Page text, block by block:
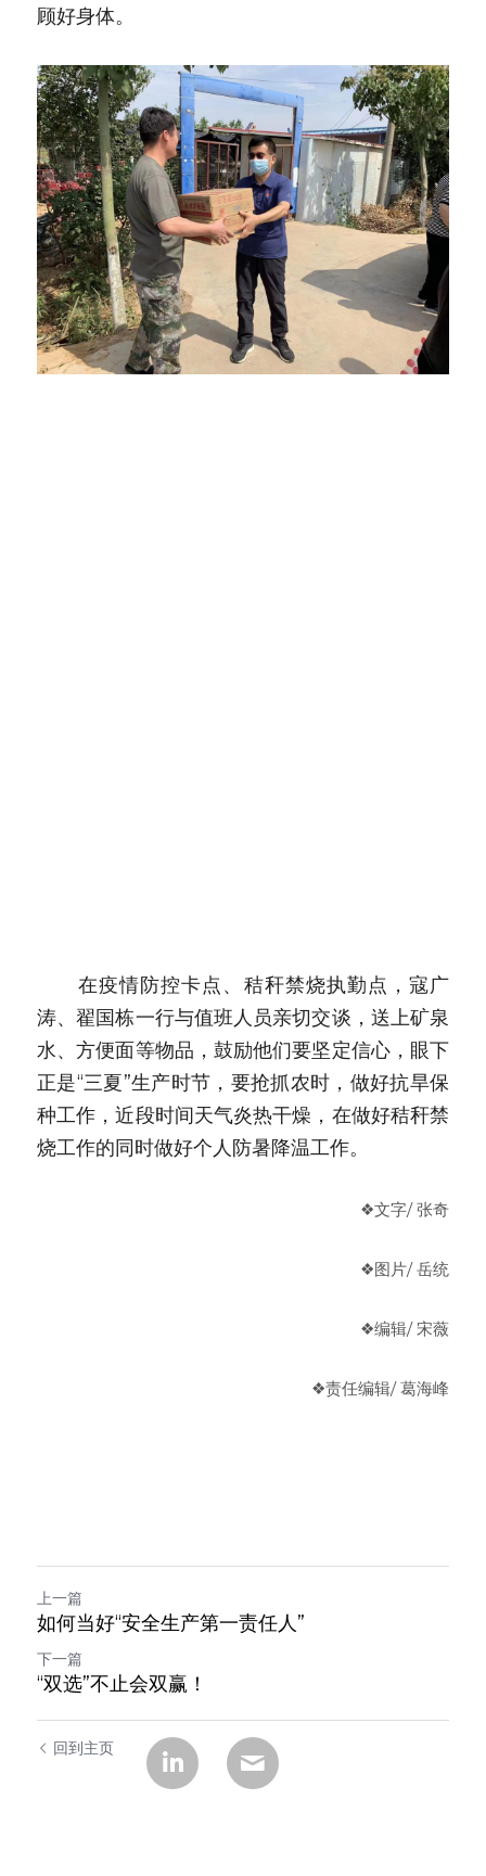
顾好身体。
在疫情防控卡点、秸秆禁烧执勤点，寇广
涛、翟国栋一行与值班人员亲切交谈，送上矿泉
水、方便面等物品，鼓励他们要坚定信心，眼下
正是“三夏”生产时节，要抢抓农时，做好抗旱保
种工作，近段时间天气炎热干燥，在做好秸秆禁
烧工作的同时做好个人防暑降温工作。
❖文字/ 张奇
❖图片/ 岳统
❖编辑/ 宋薇
❖责任编辑/ 葛海峰
上一篇
如何当好“安全生产第一责任人”
下一篇
“双选”不止会双赢！
回到主页